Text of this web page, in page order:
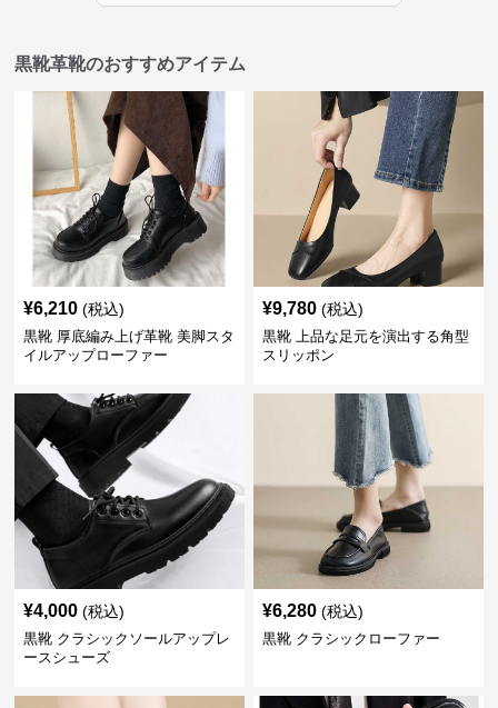
黒靴革靴のおすすめアイテム
¥6,210 (税込)
黒靴 厚底編み上げ革靴 美脚スタ
イルアップローファー
¥9,780 (税込)
黒靴 上品な足元を演出する角型
スリッポン
¥4,000 (税込)
黒靴 クラシックソールアップレ
ースシューズ
¥6,280 (税込)
黒靴 クラシックローファー